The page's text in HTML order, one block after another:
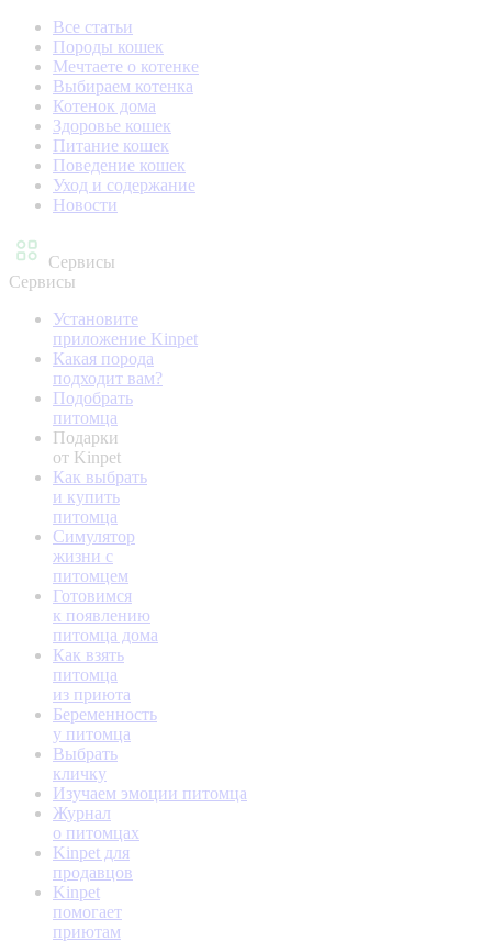
Все статьи
Породы кошек
Мечтаете о котенке
Выбираем котенка
Котенок дома
Здоровье кошек
Питание кошек
Поведение кошек
Уход и содержание
Новости
Сервисы
Сервисы
Установите
приложение Kinpet
Какая порода
подходит вам?
Подобрать
питомца
Подарки
от Kinpet
Как выбрать
и купить
питомца
Симулятор
жизни с
питомцем
Готовимся
к появлению
питомца дома
Как взять
питомца
из приюта
Беременность
у питомца
Выбрать
кличку
Изучаем эмоции питомца
Журнал
о питомцах
Kinpet для
продавцов
Kinpet
помогает
приютам